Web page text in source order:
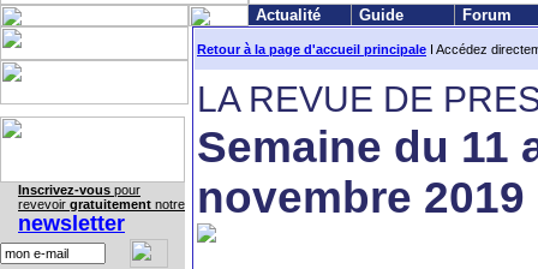
Actualité Guide Forum
Inscrivez-vous pour
revevoir gratuitement notre
newsletter
Retour à la page d'accueil principale I Accédez
LA REVUE DE
Semaine du 11
novembre 2019